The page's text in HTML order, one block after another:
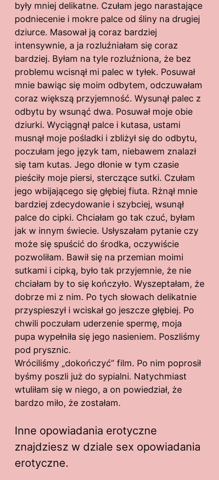
były mniej delikatne. Czułam jego narastające
podniecenie i mokre palce od śliny na drugiej
dziurce. Masował ją coraz bardziej
intensywnie, a ja rozluźniałam się coraz
bardziej. Byłam na tyle rozluźniona, że bez
problemu wcisnął mi palec w tyłek. Posuwał
mnie bawiąc się moim odbytem, odczuwałam
coraz większą przyjemność. Wysunął palec z
odbytu by wsunąć dwa. Posuwał moje obie
dziurki. Wyciągnął palce i kutasa, ustami
musnął moje pośladki i zbliżył się do odbytu,
poczułam jego język tam, niebawem znalazł
się tam kutas. Jego dłonie w tym czasie
pieściły moje piersi, sterczące sutki. Czułam
jego wbijającego się głębiej fiuta. Rżnął mnie
bardziej zdecydowanie i szybciej, wsunął
palce do cipki. Chciałam go tak czuć, byłam
jak w innym świecie. Usłyszałam pytanie czy
może się spuścić do środka, oczywiście
pozwoliłam. Bawił się na przemian moimi
sutkami i cipką, było tak przyjemnie, że nie
chciałam by to się kończyło. Wyszeptałam, że
dobrze mi z nim. Po tych słowach delikatnie
przyspieszył i wciskał go jeszcze głębiej. Po
chwili poczułam uderzenie spermę, moja
pupa wypełniła się jego nasieniem. Poszliśmy
pod prysznic.
Wróciliśmy „dokończyć” film. Po nim poprosił
byśmy poszli już do sypialni. Natychmiast
wtuliłam się w niego, a on powiedział, że
bardzo miło, że zostałam.
Inne opowiadania erotyczne
znajdziesz w dziale sex opowiadania
erotyczne.